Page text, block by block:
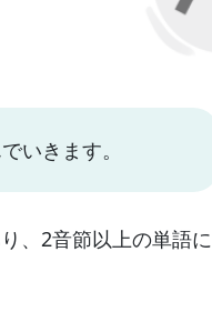
いきます。
、2音節以上の単語に